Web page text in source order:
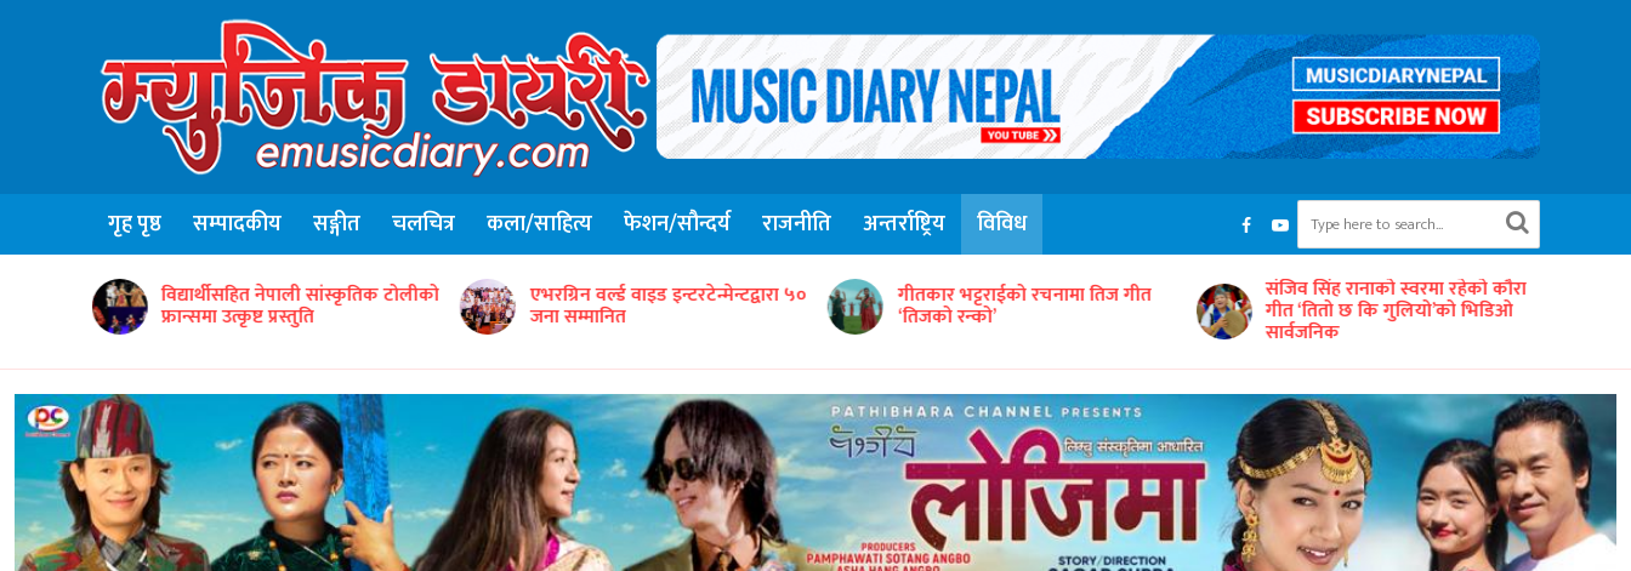
गृह पृष्ठ सम्पादकीय सङ्गीत चलचित्र कला/साहित्य फेशन/सौन्दर्य राजनीति अन्तर्राष्ट्रिय विविध
एभरग्रिन वर्ल्ड वाइड इन्टरटेन्मेन्टद्वारा ५०
जना सम्मानित
गीतकार भट्टराईको रचनामा तिज गीत
‘तिजको रन्को’
संजिव सिंह रानाको स्वरमा रहेको कौरा
गीत ‘तितो छ कि गुलियो’को भिडिओ
सार्वजनिक
‘समयको धुनः अधुरो सारङ्गी’ छायाङ्कनको
तयारीमा